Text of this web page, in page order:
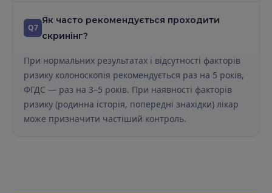
Q7
Як часто рекомендується проходити
скринінг?
При нормальних результатах і відсутності факторів
ризику колоноскопія рекомендується раз на 5 років,
ФГДС — раз на 3–5 років. При наявності факторів
ризику (родинна історія, попередні знахідки) лікар
може призначити частіший контроль.